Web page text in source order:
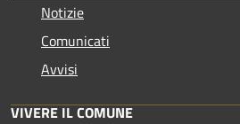
Notizie
Comunicati
Avvisi
VIVERE IL COMUNE